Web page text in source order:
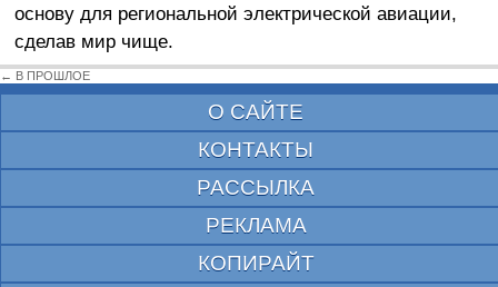
основу для региональной электрической авиации,
сделав мир чище.
← В ПРОШЛОЕ
О САЙТЕ
КОНТАКТЫ
РАССЫЛКА
РЕКЛАМА
КОПИРАЙТ